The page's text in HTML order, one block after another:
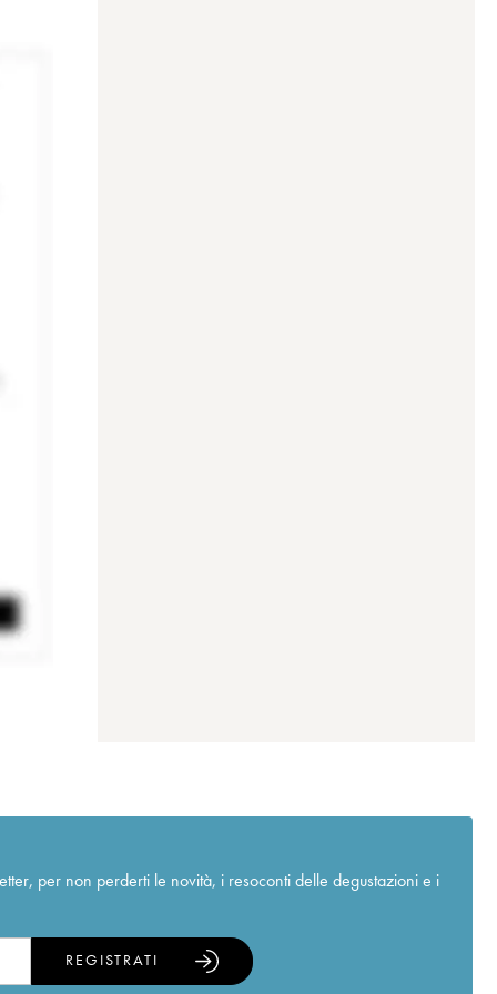
per non perderti le novità, i resoconti delle degustazioni e i
REGISTRATI